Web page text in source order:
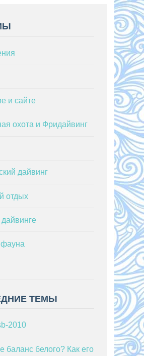
и сайте
охота и Фридайвинг
дайвинг
отдых
ТЕМЫ
2010
баланс белого? Как его